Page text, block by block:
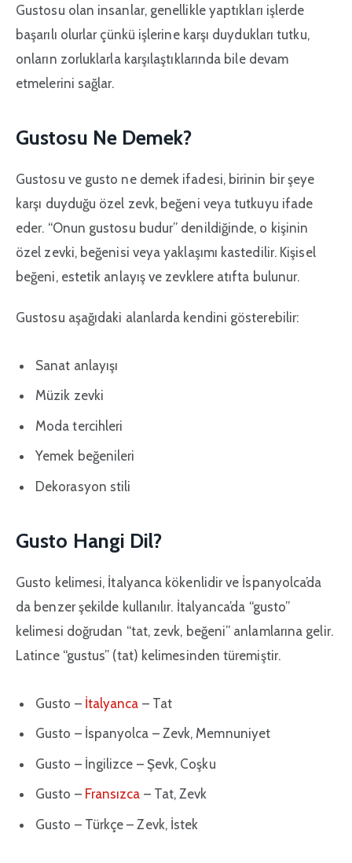
Gustosu olan insanlar, genellikle yaptıkları işlerde
başarılı olurlar çünkü işlerine karşı duydukları tutku,
onların zorluklarla karşılaştıklarında bile devam
etmelerini sağlar.
Gustosu Ne Demek?
Gustosu ve gusto ne demek ifadesi, birinin bir şeye
karşı duyduğu özel zevk, beğeni veya tutkuyu ifade
eder. “Onun gustosu budur” denildiğinde, o kişinin
özel zevki, beğenisi veya yaklaşımı kastedilir. Kişisel
beğeni, estetik anlayış ve zevklere atıfta bulunur.
Gustosu aşağıdaki alanlarda kendini gösterebilir:
Sanat anlayışı
Müzik zevki
Moda tercihleri
Yemek beğenileri
Dekorasyon stili
Gusto Hangi Dil?
Gusto kelimesi, İtalyanca kökenlidir ve İspanyolca’da
da benzer şekilde kullanılır. İtalyanca’da “gusto”
kelimesi doğrudan “tat, zevk, beğeni” anlamlarına gelir.
Latince “gustus” (tat) kelimesinden türemiştir.
Gusto – İtalyanca – Tat
Gusto – İspanyolca – Zevk, Memnuniyet
Gusto – İngilizce – Şevk, Coşku
Gusto – Fransızca – Tat, Zevk
Gusto – Türkçe – Zevk, İstek